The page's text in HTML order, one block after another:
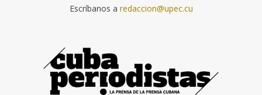
Escríbanos a redaccion@upec.cu